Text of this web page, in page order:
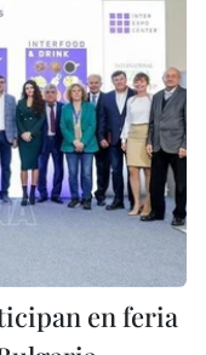
en feria